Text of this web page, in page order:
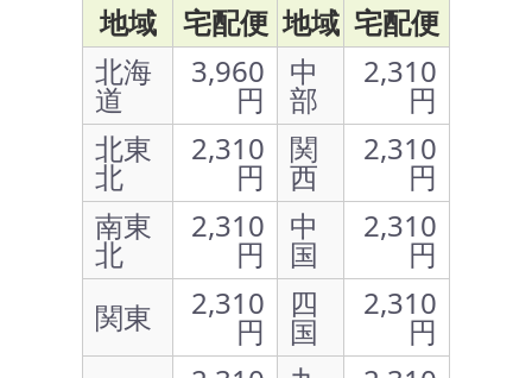
地域
宅配便 地域 宅配便
北海
道
3,960
円
中
部
2,310
円
北東
北
2,310
円
関
西
2,310
円
南東
北
2,310
円
中
国
2,310
円
関東
2,310
円
四
国
2,310
円